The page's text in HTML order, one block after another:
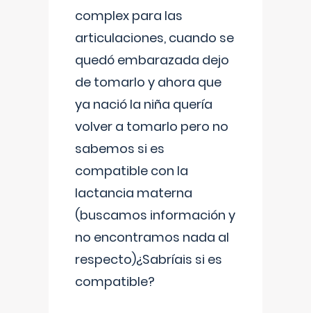
complex para las
articulaciones, cuando se
quedó embarazada dejo
de tomarlo y ahora que
ya nació la niña quería
volver a tomarlo pero no
sabemos si es
compatible con la
lactancia materna
(buscamos información y
no encontramos nada al
respecto)¿Sabríais si es
compatible?